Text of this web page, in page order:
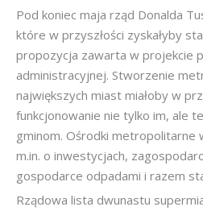
Pod koniec maja rząd Donalda
które w przyszłości zyskałyby
propozycja zawarta w projekcie
administracyjnej. Stworzenie
największych miast miałoby w
funkcjonowanie nie tylko im, ale
gminom. Ośrodki metropolitarne
m.in. o inwestycjach,
gospodarce odpadami i razem
Rządowa lista dwunastu